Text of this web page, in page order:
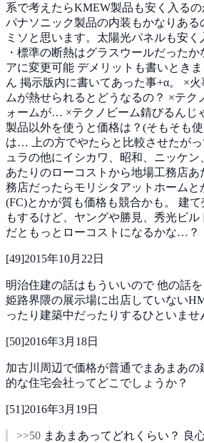
系で考えたらKMEW製品も安く入る
パナソニック製品の内装もかなりあ
ミソと思います。太陽光パネルも安く
・標準の断熱はグラスウールだった
アに変更可能 デメリットも書いとき
ん 掲示版内に書いてあった事+α。 ×火
ムが熱せられるとどうなるの？ ×テク
ォームが… ×テクノビーム錆びるんじ
製品以外を使うと価格は？(そもそも
は…
上の方でやたらと比較させたが
ュラの他にイシカワ、昭和、ニッケ
あたりのローコストから地場工務店あ
務店だったらモリシタアットホームと
(FC)とかが質も価格も競合かも。 建て
もするけど、ヤングや勝見、秀光ビル
だともっとローコストになるかな…？
[49]2015年10月22日
明治住建の話はもういいので他の話
姫路界隈の展示場に出店していない
ったり建築中だったりするひといませ
[50]2016年3月18日
加古川周辺で価格が普通でまあまあ
的な住宅会社ってどこでしょうか？
[51]2016年3月19日
>>50 まあまあってどれくらい？ 良